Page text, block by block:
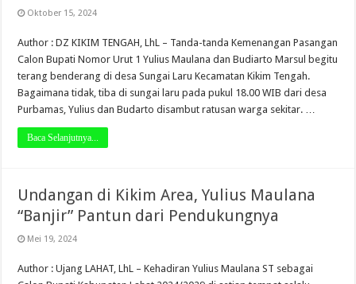
Oktober 15, 2024
Author : DZ KIKIM TENGAH, LhL – Tanda-tanda Kemenangan Pasangan
Calon Bupati Nomor Urut 1 Yulius Maulana dan Budiarto Marsul begitu
terang benderang di desa Sungai Laru Kecamatan Kikim Tengah.
Bagaimana tidak, tiba di sungai laru pada pukul 18.00 WIB dari desa
Purbamas, Yulius dan Budarto disambut ratusan warga sekitar. …
Baca Selanjutnya...
Undangan di Kikim Area, Yulius Maulana
“Banjir” Pantun dari Pendukungnya
Mei 19, 2024
Author : Ujang LAHAT, LhL – Kehadiran Yulius Maulana ST sebagai